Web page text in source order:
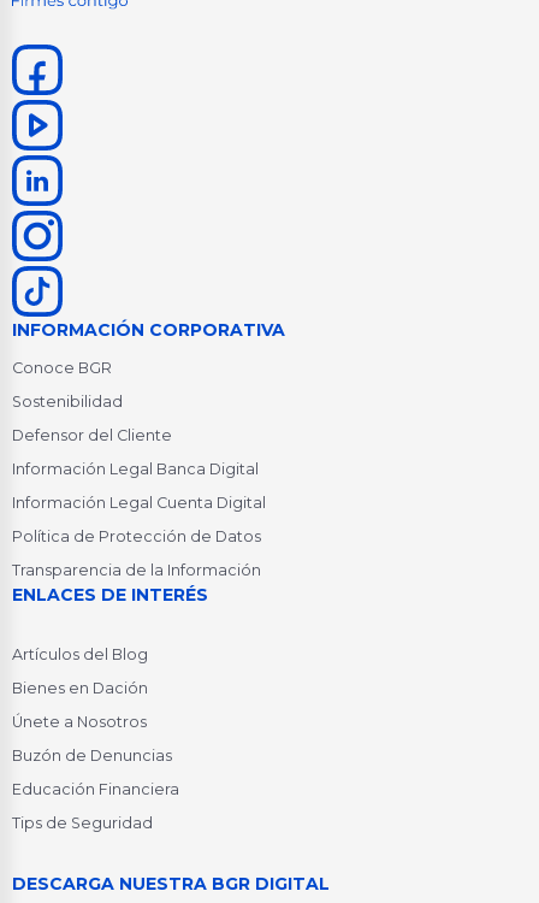
INFORMACIÓN CORPORATIVA
Conoce BGR
Sostenibilidad
Defensor del Cliente
Información Legal Banca Digital
Información Legal Cuenta Digital
Política de Protección de Datos
Transparencia de la Información
ENLACES DE INTERÉS
Artículos del Blog
Bienes en Dación
Únete a Nosotros
Buzón de Denuncias
Educación Financiera
Tips de Seguridad
DESCARGA NUESTRA BGR DIGITAL